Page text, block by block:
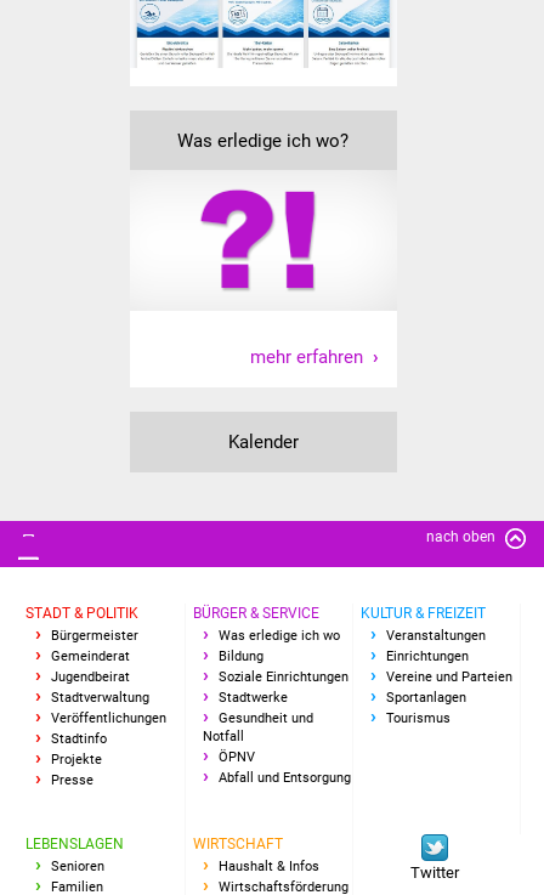
Was erledige ich wo?
mehr erfahren
Kalender
nach oben
STADT & POLITIK
Bürgermeister
Gemeinderat
Jugendbeirat
Stadtverwaltung
Veröffentlichungen
Stadtinfo
Projekte
Presse
BÜRGER & SERVICE
Was erledige ich wo
Bildung
Soziale Einrichtungen
Stadtwerke
Gesundheit und
Notfall
ÖPNV
Abfall und Entsorgung
KULTUR & FREIZEIT
Veranstaltungen
Einrichtungen
Vereine und Parteien
Sportanlagen
Tourismus
LEBENSLAGEN
Senioren
Familien
WIRTSCHAFT
Haushalt & Infos
Wirtschaftsförderung
Twitter